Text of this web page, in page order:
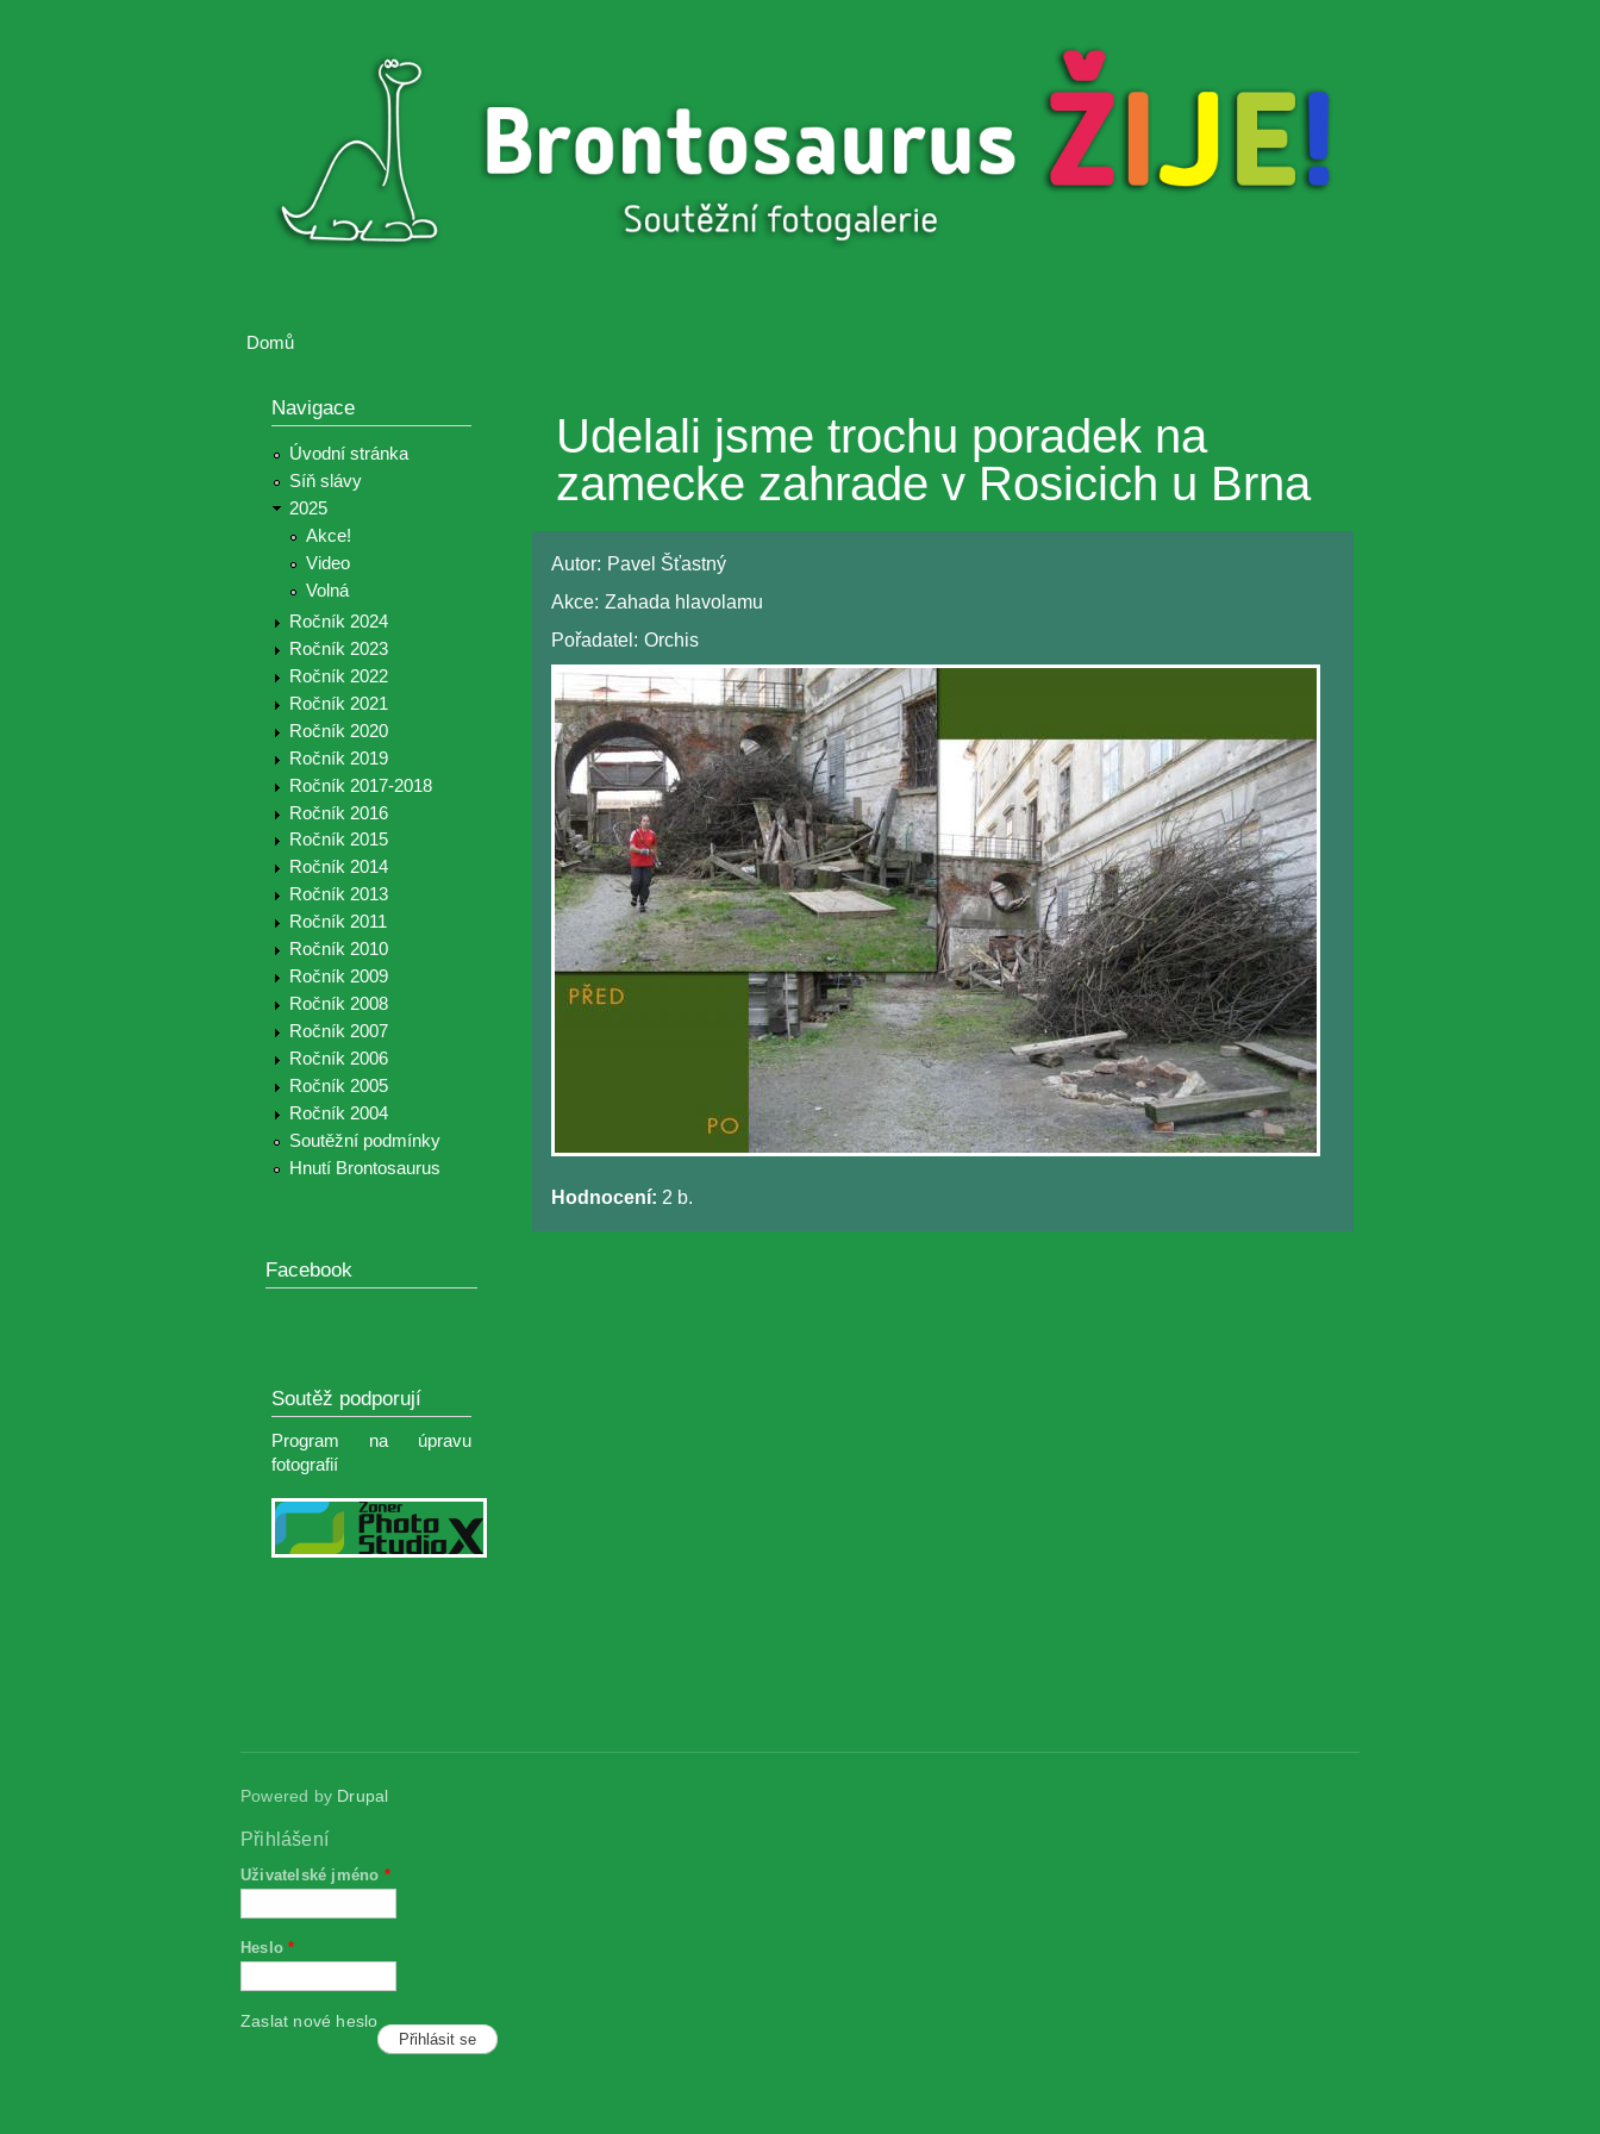
Brontosaurus
Brontosaurus
Domů
Navigace
Úvodní stránka
Síň slávy
2025
Akce!
Video
Volná
Ročník 2024
Ročník 2023
Ročník 2022
Ročník 2021
Ročník 2020
Ročník 2019
Ročník 2017-2018
Ročník 2016
Ročník 2015
Ročník 2014
Ročník 2013
Ročník 2011
Ročník 2010
Ročník 2009
Ročník 2008
Ročník 2007
Ročník 2006
Ročník 2005
Ročník 2004
Soutěžní podmínky
Hnutí Brontosaurus
Facebook
Soutěž podporují
Program na úpravu
fotografií
Udelali jsme trochu poradek na
zamecke zahrade v Rosicich u Brna
Autor: Pavel Šťastný
Akce: Zahada hlavolamu
Pořadatel: Orchis
Hodnocení: 2 b.
Powered by Drupal
Přihlášení
Uživatelské jméno *
Heslo*
Zaslat nové heslo